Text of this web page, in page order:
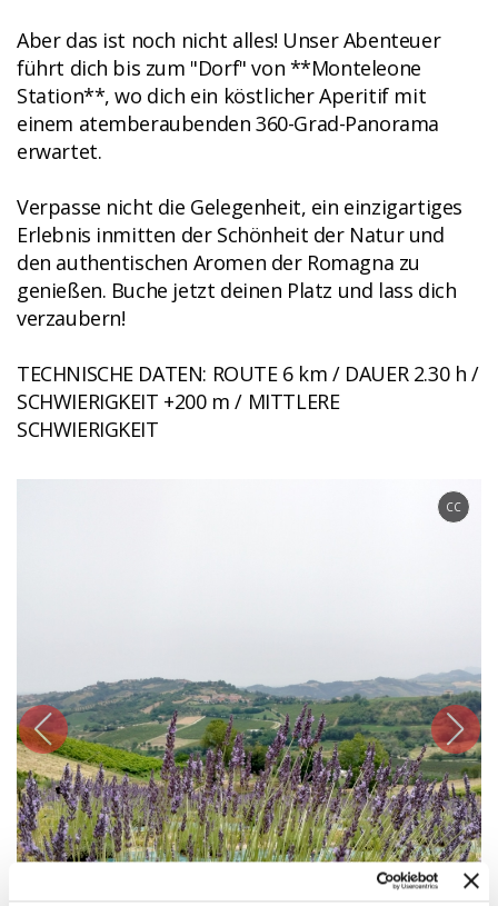
Aber das ist noch nicht alles! Unser Abenteuer
führt dich bis zum "Dorf" von **Monteleone
Station**, wo dich ein köstlicher Aperitif mit
einem atemberaubenden 360-Grad-Panorama
erwartet.
Verpasse nicht die Gelegenheit, ein einzigartiges
Erlebnis inmitten der Schönheit der Natur und
den authentischen Aromen der Romagna zu
genießen. Buche jetzt deinen Platz und lass dich
verzaubern!
TECHNISCHE DATEN: ROUTE 6 km / DAUER 2.30 h /
SCHWIERIGKEIT +200 m / MITTLERE
SCHWIERIGKEIT
CC